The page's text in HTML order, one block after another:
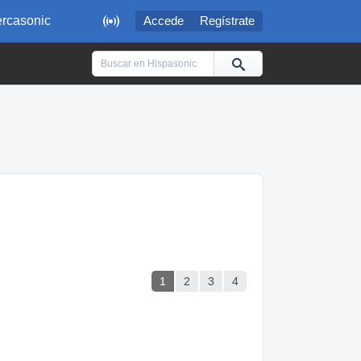
 Accede Regístrate
1 2 3 4